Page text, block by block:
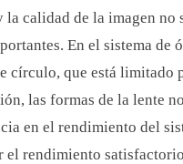
la calidad de la imagen no
En el sistema de
círculo, que está limitado
las formas de la lente
en el rendimiento del
el rendimiento